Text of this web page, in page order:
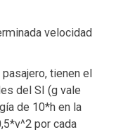
velocidad
tienen el
del SI (g vale
de 10*h en la
por cada